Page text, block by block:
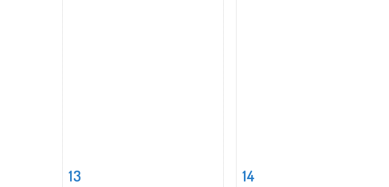
Fiche détaillée
13 Fiche détaillée
14